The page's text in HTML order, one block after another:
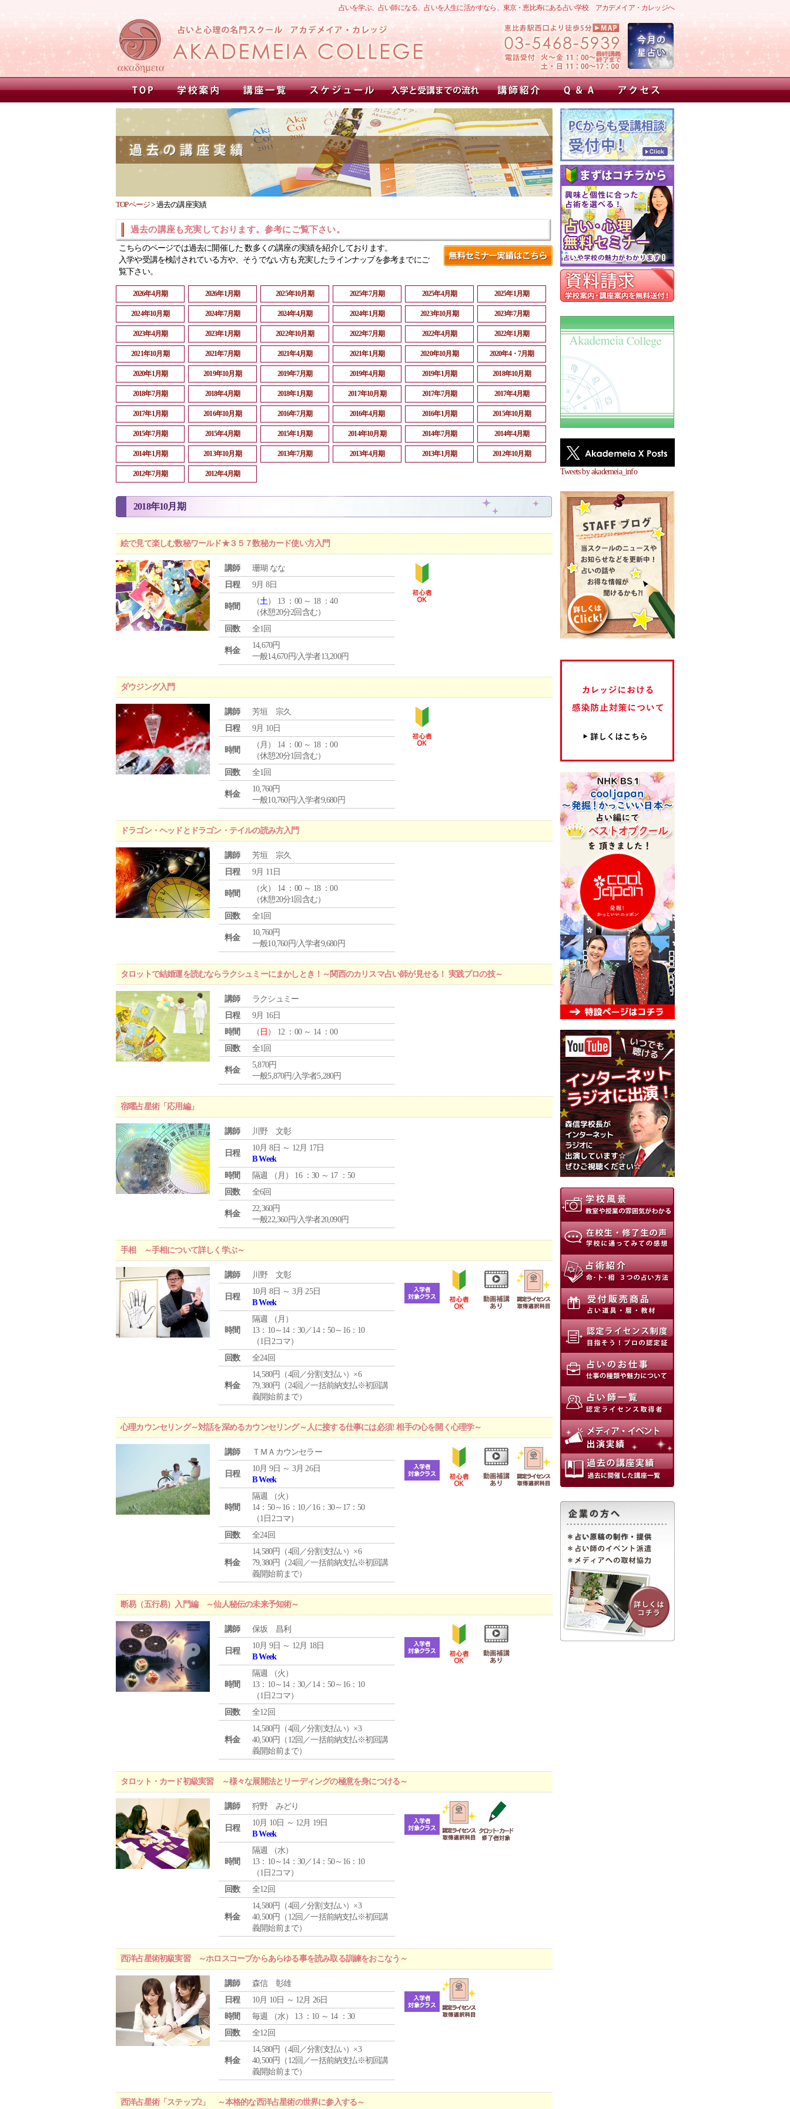
占いを学ぶ、占い師になる、占いを人生に活かすなら、東京・恵比寿にある占い学校 アカデメイア・カレッジへ
Tweets by akademeia_info
TOPページ>過去の講座実績
過去の講座も充実しております。参考にご覧下さい。
こちらのページでは過去に開催した 数多くの講座の実績を紹介しております。
入学や受講を検討されている方や、そうでない方も充実したラインナップを参考までにご
覧下さい。
2026年4月期 2026年1月期 2025年10月期 2025年7月期 2025年4月期 2025年1月期
2024年10月期 2024年7月期 2024年4月期 2024年1月期 2023年10月期 2023年7月期
2023年4月期 2023年1月期 2022年10月期 2022年7月期 2022年4月期 2022年1月期
2021年10月期 2021年7月期 2021年4月期 2021年1月期 2020年10月期 2020年4・7月期
2020年1月期 2019年10月期 2019年7月期 2019年4月期 2019年1月期 2018年10月期
2018年7月期 2018年4月期 2018年1月期 2017年10月期 2017年7月期 2017年4月期
2017年1月期 2016年10月期 2016年7月期 2016年4月期 2016年1月期 2015年10月期
2015年7月期 2015年4月期 2015年1月期 2014年10月期 2014年7月期 2014年4月期
2014年1月期 2013年10月期 2013年7月期 2013年4月期 2013年1月期 2012年10月期
2012年7月期 2012年4月期
2018年10月期
絵で見て楽しむ数秘ワールド★３５７数秘カード使い方入門
講師
珊瑚 なな
日程
9月 8日
時間
（土） 13 ：00 ～ 18 ：40
（休憩20分2回含む）
回数
全1回
料金
14,670円
一般14,670円/入学者13,200円
ダウジング入門
講師
芳垣 宗久
日程
9月 10日
時間
（ 月 ） 14 ：00 ～ 18 ：00
（休憩20分1回含む）
回数
全1回
料金
10,760円
一般10,760円/入学者9,680円
ドラゴン・ヘッドとドラゴン・テイルの読み方入門
講師
芳垣 宗久
日程
9月 11日
時間
（火 ） 14 ：00 ～ 18 ：00
（休憩20分1回含む）
回数
全1回
料金
10,760円
一般10,760円/入学者9,680円
タロットで結婚運を読むならラクシュミーにまかしとき！～関西のカリスマ占い師が見せる！ 実践プロの技～
講師
ラクシュミー
日程
9月 16日
時間
（ 日 ） 12 ：00 ～ 14 ：00
回数
全1回
料金
5,870円
一般5,870円/入学者5,280円
宿曜占星術「応用編」
講師 川野 文彰
日程
10月 8日 ～ 12月 17日
B Week
時間
隔週 （ 月 ） 16 ：30 ～ 17 ：50
回数
全6回
料金
22,360円
一般22,360円/入学者20,090円
手相 ～手相について詳しく学ぶ～
講師 川野 文彰
日程
10月 8日 ～ 3月 25日
B Week
時間
隔週 （ 月 ）
13：10～14：30／14：50～16：10
（1日2コマ）
回数
全24回
料金
14,580円（4回／分割支払い）×6
79,380円（24回／一括前納支払※初回講
義開始前まで）
心理カウンセリング～対話を深めるカウンセリング～人に接する仕事には必須! 相手の心を開く心理学～
講師 ＴＭＡカウンセラー
日程
10月 9日 ～ 3月 26日
B Week
時間
隔週 （火 ）
14：50～16：10／16：30～17：50
（1日2コマ）
回数
全24回
料金
14,580円（4回／分割支払い）×6
79,380円（24回／一括前納支払※初回講
義開始前まで）
断易（五行易）入門編 ～仙人秘伝の未来予知術～
講師 保坂 昌利
日程
10月 9日 ～ 12月 18日
B Week
時間
隔週 （火 ）
13：10～14：30／14：50～16：10
（1日2コマ）
回数
全12回
料金
14,580円（4回／分割支払い）×3
40,500円（12回／一括前納支払※初回講
義開始前まで）
タロット・カード初級実習 ～様々な展開法とリーディングの極意を身につける～
講師 狩野 みどり
日程
10月 10日 ～ 12月 19日
B Week
時間
隔週 （水）
13：10～14：30／14：50～16：10
（1日2コマ）
回数
全12回
料金
14,580円（4回／分割支払い）×3
40,500円（12回／一括前納支払※初回講
義開始前まで）
西洋占星術初級実習 ～ホロスコープからあらゆる事を読み取る訓練をおこなう～
講師
森信 彰雄
日程
10月 10日 ～ 12月 26日
時間
毎週 （水） 13 ：10 ～ 14 ：30
回数
全12回
料金
14,580円（4回／分割支払い）×3
40,500円（12回／一括前納支払※初回講
義開始前まで）
西洋占星術「ステップ2」 ～本格的な西洋占星術の世界に参入する～